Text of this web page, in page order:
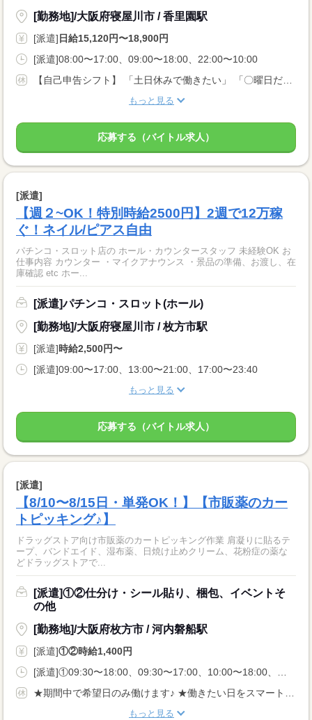
[勤務地]/大阪府寝屋川市 / 香里園駅
[派遣] 日給15,120円〜18,900円
[派遣]08:00〜17:00、09:00〜18:00、22:00〜10:00
もっと見る
応募する（バイトル求人）
[派遣]
【週２~OK！特別時給2500円】2週で12万稼
ぐ！ネイル/ピアス自由
パチンコ・スロット店の ホール・カウンタースタッフ 未経験OK お
仕事内容 カウンター ・マイクアナウンス ・景品の準備、お渡し、在
庫確認 etc ホー...
[派遣]パチンコ・スロット(ホール)
[勤務地]/大阪府寝屋川市 / 枚方市駅
[派遣]時給2,500円〜
[派遣]09:00〜17:00、13:00〜21:00、17:00〜23:40
もっと見る
応募する（バイトル求人）
[派遣]
【8/10〜8/15日・単発OK！】【市販薬のカー
トピッキング♪】
ドラッグストア向け市販薬のカートピッキング作業 肩凝りに貼るテ
ープ、バンドエイド、湿布薬、日焼け止めクリーム、花粉症の薬な
どドラッグストアで...
[派遣]①②仕分け・シール貼り、梱包、イベントそ
の他
[勤務地]/大阪府枚方市 / 河内磐船駅
[派遣]①②時給1,400円
もっと見る